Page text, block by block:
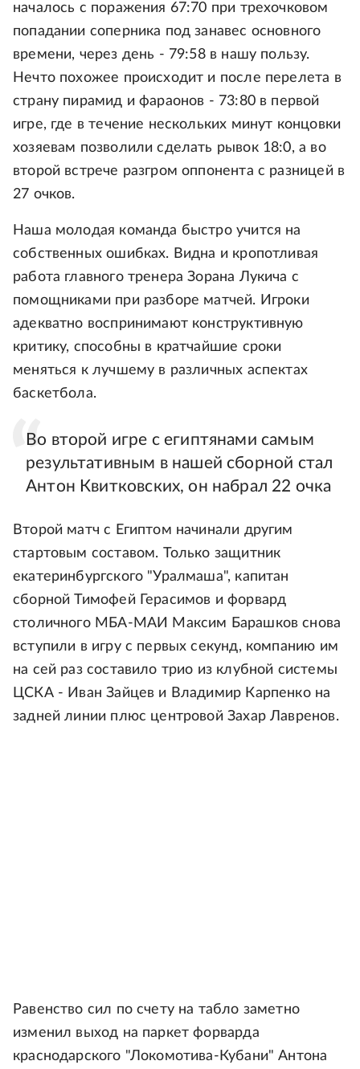
началось с поражения 67:70 при трехочковом
попадании соперника под занавес основного
времени, через день - 79:58 в нашу пользу.
Нечто похожее происходит и после перелета в
страну пирамид и фараонов - 73:80 в первой
игре, где в течение нескольких минут концовки
хозяевам позволили сделать рывок 18:0, а во
второй встрече разгром оппонента с разницей в
27 очков.
Наша молодая команда быстро учится на
собственных ошибках. Видна и кропотливая
работа главного тренера Зорана Лукича с
помощниками при разборе матчей. Игроки
адекватно воспринимают конструктивную
критику, способны в кратчайшие сроки
меняться к лучшему в различных аспектах
баскетбола.
Во второй игре с египтянами самым
результативным в нашей сборной стал
Антон Квитковских, он набрал 22 очка
Второй матч с Египтом начинали другим
стартовым составом. Только защитник
екатеринбургского "Уралмаша", капитан
сборной Тимофей Герасимов и форвард
столичного МБА-МАИ Максим Барашков снова
вступили в игру с первых секунд, компанию им
на сей раз составило трио из клубной системы
ЦСКА - Иван Зайцев и Владимир Карпенко на
задней линии плюс центровой Захар Лавренов.
Равенство сил по счету на табло заметно
изменил выход на паркет форварда
краснодарского "Локомотива-Кубани" Антона